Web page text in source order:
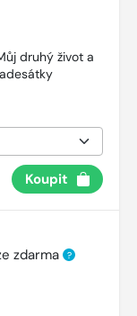
druhý život a
Koupit
zdarma ?